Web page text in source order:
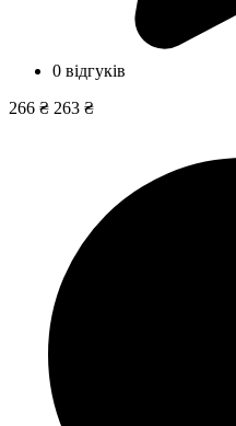
0 відгуків
266 ₴ 263 ₴